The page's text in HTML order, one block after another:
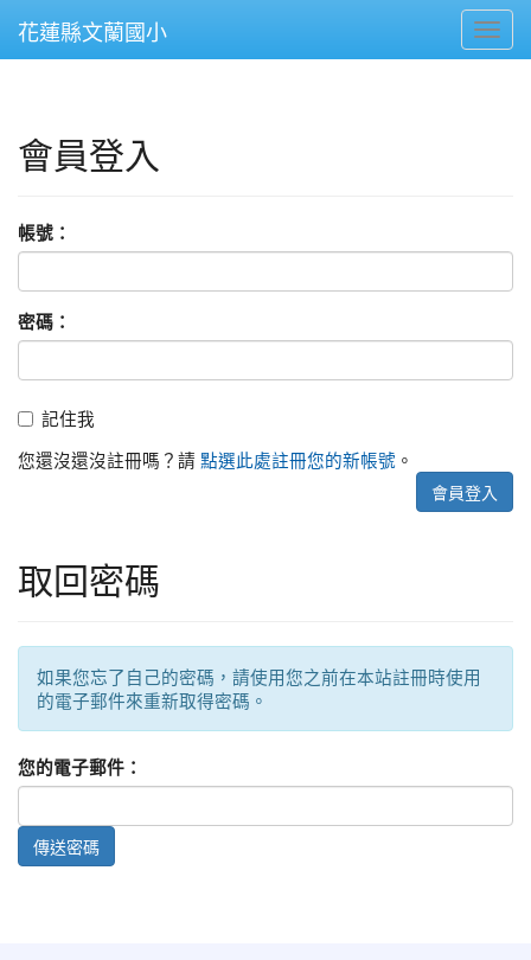
花蓮縣文蘭國小
會員登入
帳號：
密碼：
記住我記住我
您還沒還沒註冊嗎？請 點選此處註冊您的新帳號 。
會員登入
取回密碼
如果您忘了自己的密碼，請使用您之前在本站註冊時使用
的電子郵件來重新取得密碼。
您的電子郵件：
傳送密碼